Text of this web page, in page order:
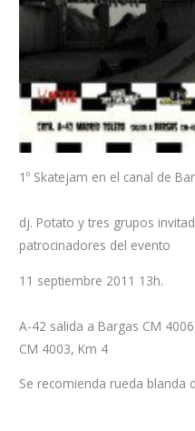
1º Skatejam en el canal de
dj. Potato y tres grupos
patrocinadores del evento
11 septiembre 2011 13h.
A-42 salida a Bargas CM
CM 4003, Km 4
Se recomienda rueda blanda